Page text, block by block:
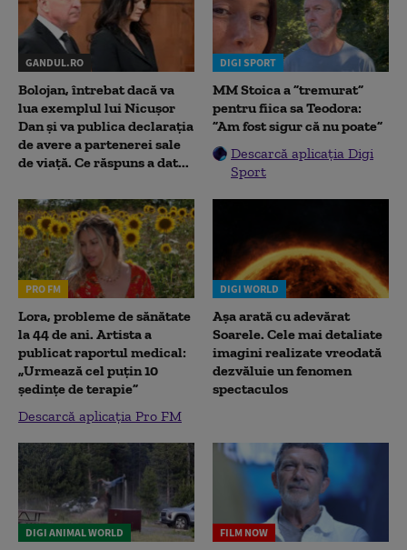
GANDUL.RO
Bolojan, întrebat dacă va
lua exemplul lui Nicușor
Dan și va publica declarația
de avere a partenerei sale
de viață. Ce răspuns a dat...
DIGI SPORT
MM Stoica a ”tremurat”
pentru fiica sa Teodora:
”Am fost sigur că nu poate”
Descarcă aplicația Digi
Sport
PRO FM
Lora, probleme de sănătate
la 44 de ani. Artista a
publicat raportul medical:
„Urmează cel puțin 10
ședințe de terapie”
Descarcă aplicația Pro FM
DIGI WORLD
Așa arată cu adevărat
Soarele. Cele mai detaliate
imagini realizate vreodată
dezvăluie un fenomen
spectaculos
DIGI ANIMAL WORLD FILM NOW